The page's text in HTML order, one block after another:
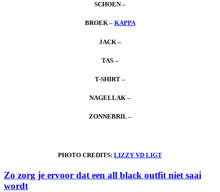
SCHOEN –
BROEK – KAPPA
JACK –
TAS –
T-SHIRT –
NAGELLAK –
ZONNEBRIL –
PHOTO CREDITS: LIZZY VD LIGT
Zo zorg je ervoor dat een all black outfit niet saai
wordt